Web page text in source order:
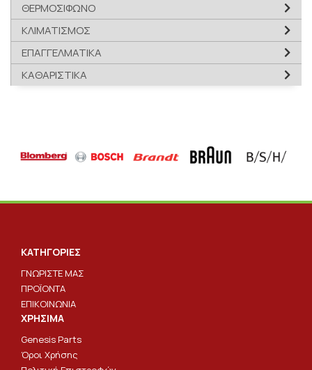
ΘΕΡΜΟΣΙΦΩΝΟ
ΚΛΙΜΑΤΙΣΜΟΣ
ΕΠΑΓΓΕΛΜΑΤΙΚΑ
ΚΑΘΑΡΙΣΤΙΚΑ
ΚΑΤΗΓΟΡΙΕΣ
ΓΝΩΡΙΣΤΕ ΜΑΣ
ΠΡΟΪΟΝΤΑ
ΕΠΙΚΟΙΝΩΝΙΑ
ΧΡΗΣΙΜΑ
Genesis Parts
Όροι Χρήσης